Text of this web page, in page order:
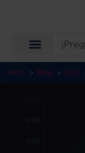
Search
Inicio Blog SXO